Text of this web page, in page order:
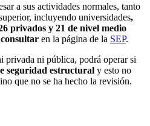
a sus actividades normales, tanto
incluyendo universidades,
privados y 21 de nivel medio
en la página de la SEP.
privada ni pública, podrá operar si
seguridad estructural y esto no
que no se ha hecho la revisión.